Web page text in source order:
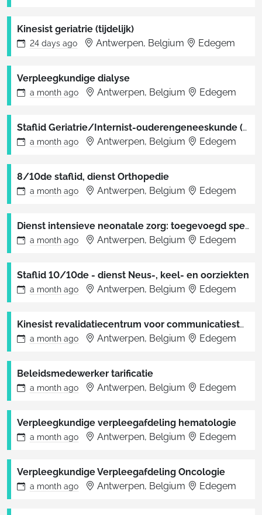
Kinesist geriatrie (tijdelijk)
24 days ago Antwerpen, Belgium Edegem
Verpleegkundige dialyse
a month ago Antwerpen, Belgium Edegem
Staflid Geriatrie/Internist-ouderengeneeskunde (8/10 of 10/10)
a month ago Antwerpen, Belgium Edegem
8/10de staflid, dienst Orthopedie
a month ago Antwerpen, Belgium Edegem
Dienst intensieve neonatale zorg: toegevoegd specialist 10/10
a month ago Antwerpen, Belgium Edegem
Staflid 10/10de - dienst Neus-, keel- en oorziekten
a month ago Antwerpen, Belgium Edegem
Kinesist revalidatiecentrum voor communicatiestoornissen ( 25-30%)
a month ago Antwerpen, Belgium Edegem
Beleidsmedewerker tarificatie
a month ago Antwerpen, Belgium Edegem
Verpleegkundige verpleegafdeling hematologie
a month ago Antwerpen, Belgium Edegem
Verpleegkundige Verpleegafdeling Oncologie
a month ago Antwerpen, Belgium Edegem